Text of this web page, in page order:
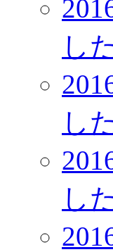
し
し
し